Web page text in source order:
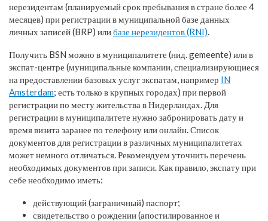
нерезидентам (планируемый срок пребывания в стране более 4
месяцев) при регистрации в муниципальной базе данных
личных записей (BRP) илибазе нерезидентов (RNI).
Получить BSN можно в муниципалитете (нид. gemeente) или в
экспат-центре (муниципальные компании, специализирующиеся
на предоставлении базовых услуг экспатам, например IN
Amsterdam; есть только в крупных городах) при первой
регистрации по месту жительства в Нидерландах. Для
регистрации в муниципалитете нужно забронировать дату и
время визита заранее по телефону или онлайн. Список
документов для регистрации в различных муниципалитетах
может немного отличаться. Рекомендуем уточнить перечень
необходимых документов при записи. Как правило, экспату при
себе необходимо иметь:
действующий (заграничный) паспорт;
свидетельство о рождении (апостилированное и